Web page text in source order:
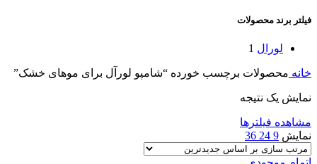
فیلتر برند محصولات
لورال 1
خانه محصولات برچسب خورده “شامپو لورآل برای موهای خشک”
نمایش یک نتیجه
مشاهده فیلترها
نمایش 9
24
36